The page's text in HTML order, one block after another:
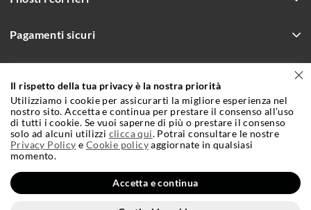
Pagamenti sicuri
Incrementa le vendite con Bilivin.it
Condizioni Generali e Contrattuali di Vendita Cookie Policy
Privacy Policy Credits
Il rispetto della tua privacy è la nostra priorità
Utilizziamo i cookie per assicurarti la migliore esperienza nel
nostro sito. Accetta e continua per prestare il consenso all’uso
di tutti i cookie. Se vuoi saperne di più o prestare il consenso
solo ad alcuni utilizzi clicca qui. Potrai consultare le nostre
Privacy Policy e Cookie policyaggiornate in qualsiasi
momento.
Accetta e continua